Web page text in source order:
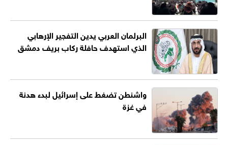
البرلمان العربي يدين التفجير الإرهابي
الذي استهدف حافلة ركاب بريف دمشق
واشنطن تضغط على إسرائيل لبدء هدنة
في غزة